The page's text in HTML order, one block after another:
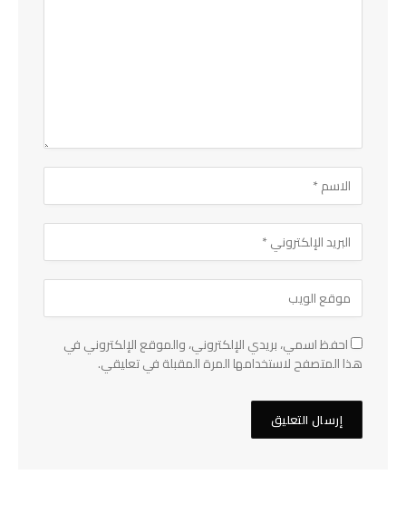
احفظ اسمي، بريدي الإلكتروني، والموقع الإلكتروني في
هذا المتصفح لاستخدامها المرة المقبلة في تعليقي.